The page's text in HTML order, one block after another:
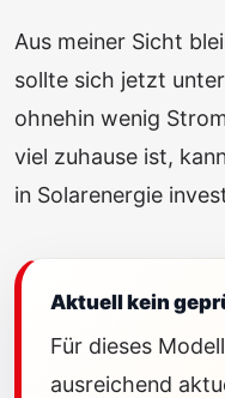
Aus meiner Sicht
sollte sich jetzt
ohnehin wenig
viel zuhause ist,
in Solarenergie
Aktuell kein
Für dieses
ausreichend